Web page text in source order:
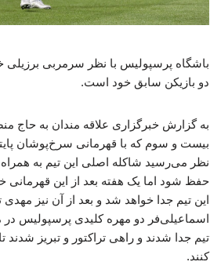
باشگاه پرسپولیس با نظر سرمربی برزیلی
دو بازیکن سابق خود است.
به گزارش خبرگزاری علاقه مندان به حاج
بیست و سوم که با قهرمانی سرخ‌پوشان
نظر می‌رسید شاکله اصلی این تیم به همراه
حفظ شود اما یک هفته بعد از این قهرمانی
این تیم جدا خواهد شد و بعد از آن نیز مهدی
اسماعیلی‌فر دو مهره کلیدی پرسپولیس در
تیم جدا شدند و راهی تراکتور و تبریز شدند
کنند.